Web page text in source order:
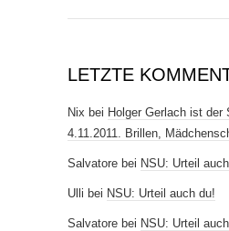
LETZTE
Nix bei Holger Gerlach ist der
4.11.2011. Brillen,
Salvatore bei NSU: Urteil
Ulli bei NSU: Urteil auch du!
Salvatore bei NSU: Urteil